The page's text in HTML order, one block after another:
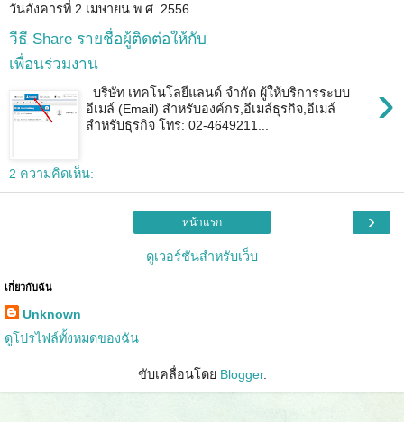
วันอังคารที่ 2 เมษายน พ.ศ. 2556
วีธี Share รายชื่อผู้ติดต่อให้กับ
เพื่อนร่วมงาน
›
บริษัท เทคโนโลยีแลนด์ จำกัด ผู้ให้บริการระบบ
อีเมล์ (Email) สำหรับองค์กร,อีเมล์ธุรกิจ,อีเมล์
สำหรับธุรกิจ โทร: 02-4649211...
2 ความคิดเห็น:
›
หน้าแรก
ดูเวอร์ชันสำหรับเว็บ
เกี่ยวกับฉัน
Unknown
ดูโปรไฟล์ทั้งหมดของฉัน
ขับเคลื่อนโดย Blogger.